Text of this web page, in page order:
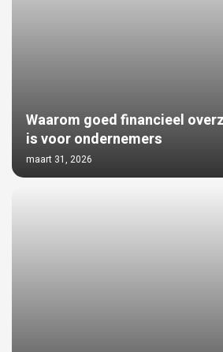
Waarom goed financieel
is voor ondernemers
maart 31, 2026